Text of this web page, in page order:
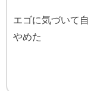
エゴに気づいて
やめた